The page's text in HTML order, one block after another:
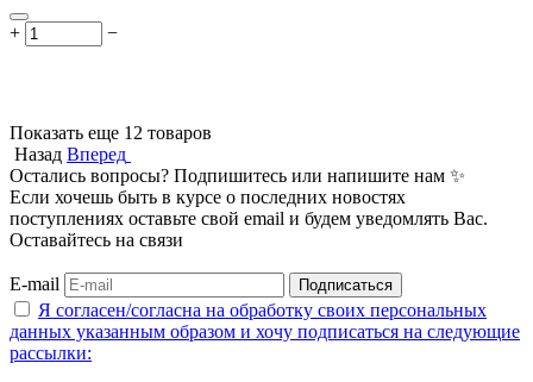
+ −
Показать еще 12 товаров
Назад Вперед
Остались вопросы? Подпишитесь или напишите нам ✨
Если хочешь быть в курсе о последних новостях
поступлениях оставьте свой email и будем уведомлять Вас.
Оставайтесь на связи
E-mail Подписаться
Я согласен/согласна на обработку своих персональных
данных указанным образом и хочу подписаться на следующие
рассылки: